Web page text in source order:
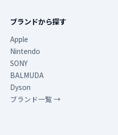
ブランドから探す
Apple
Nintendo
SONY
BALMUDA
Dyson
ブランド一覧 →